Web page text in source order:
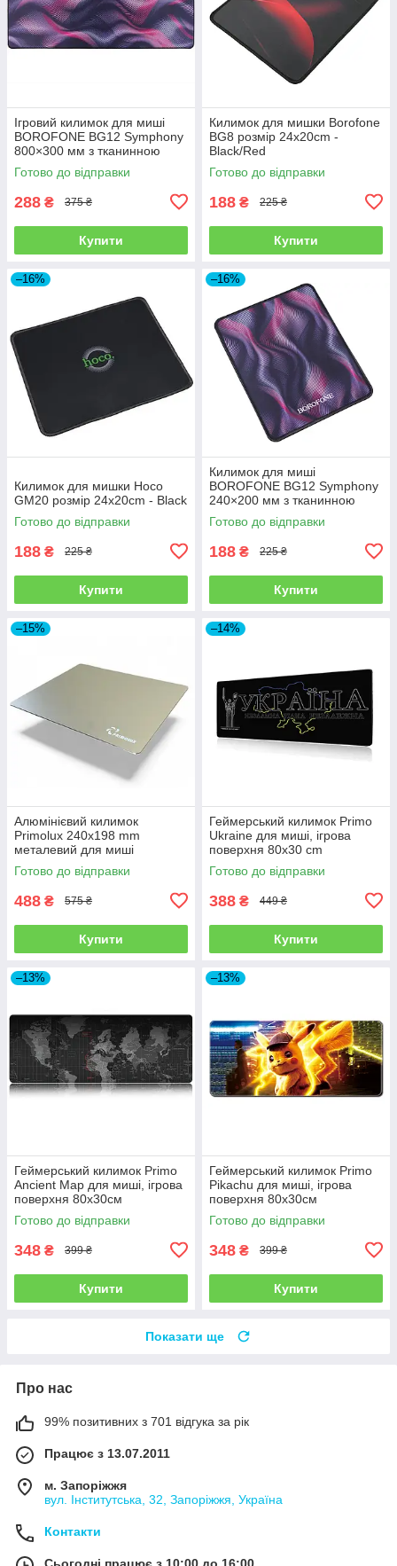
Ігровий килимок для миші
BOROFONE BG12 Symphony
800×300 мм з тканинною
поверхнею та антиковзкою
основою
Готово до відправки
288 ₴ 375 ₴
Купити
Килимок для мишки Borofone
BG8 розмір 24x20cm -
Black/Red
Готово до відправки
188 ₴ 225 ₴
Купити
–16%
Килимок для мишки Hoco
GM20 розмір 24x20cm - Black
Готово до відправки
188 ₴ 225 ₴
Купити
–16%
Килимок для миші
BOROFONE BG12 Symphony
240×200 мм з тканинною
поверхнею та антиковзкою
основою
Готово до відправки
188 ₴ 225 ₴
Купити
–15%
Алюмінієвий килимок
Primolux 240x198 mm
металевий для миші
Готово до відправки
488 ₴ 575 ₴
Купити
–14%
Геймерський килимок Primo
Ukraine для миші, ігрова
поверхня 80x30 cm
Готово до відправки
388 ₴ 449 ₴
Купити
–13%
Геймерський килимок Primo
Ancient Map для миші, ігрова
поверхня 80х30см
Готово до відправки
348 ₴ 399 ₴
Купити
–13%
Геймерський килимок Primo
Pikachu для миші, ігрова
поверхня 80х30см
Готово до відправки
348 ₴ 399 ₴
Купити
Показати ще
Про нас
99% позитивних з 701 відгука за рік
Працює з 13.07.2011
м. Запоріжжя
вул. Інститутська, 32, Запоріжжя, Україна
Контакти